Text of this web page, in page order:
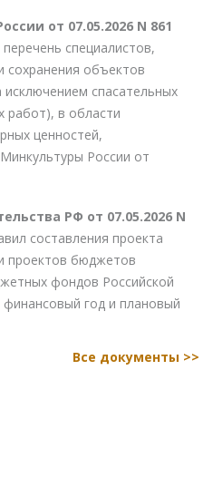
от 07.05.2026 N 861
специалистов,
сохранения объектов
исключением спасательных
работ), в области
ценностей,
России от
РФ от 07.05.2026 N
составления проекта
проектов бюджетов
фондов Российской
год и плановый
Все документы >>